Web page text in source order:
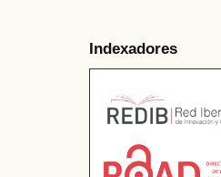
Indexadores